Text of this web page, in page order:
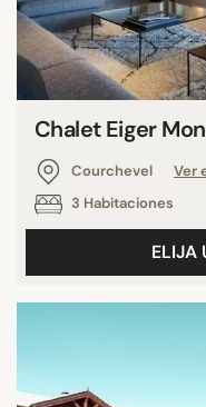
Chalet Eiger
Courchevel
Ver
3 Habitaciones
ELIJA